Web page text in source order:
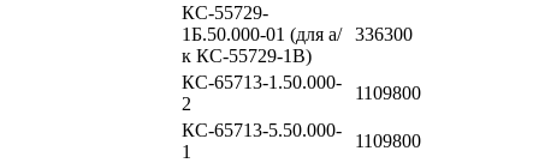
КС-55729-
1Б.50.000-01 (для а/
к КС-55729-1В)
336300
КС-65713-1.50.000-
2
1109800
КС-65713-5.50.000-
1
1109800